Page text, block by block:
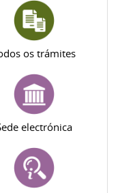
os trámites
electrónica